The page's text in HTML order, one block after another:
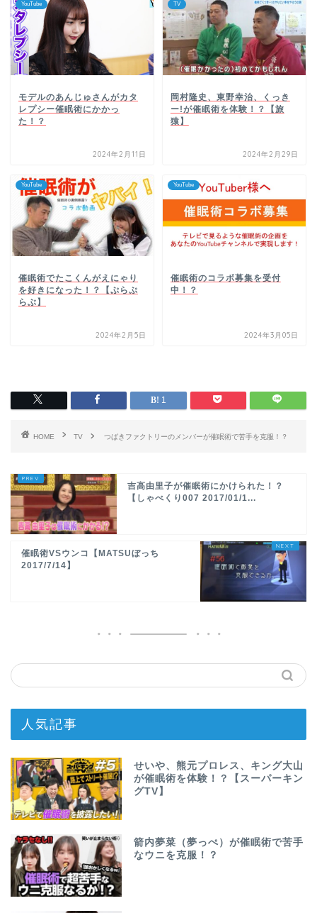
YouTube
モデルのあんじゅさんがカタ
レプシー催眠術にかかっ
た！？
2024年2月11日
TV
岡村隆史、東野幸治、くっき
ー!が催眠術を体験！？【旅
猿】
2024年2月29日
YouTube
催眠術でたこくんがえにゃり
を好きになった！？【ぷらぷ
らぶ】
2024年2月5日
YouTube
催眠術のコラボ募集を受付
中！？
2024年3月05日
1
HOME TV つばきファクトリーのメンバーが催眠術で苦手を克服！？
吉高由里子が催眠術にかけられた！？
【しゃべくり007 2017/01/1...
催眠術VSウンコ【MATSUぼっち
2017/7/14】
人気記事
せいや、熊元プロレス、キング大山
が催眠術を体験！？【スーパーキン
グTV】
箭内夢菜（夢っぺ）が催眠術で苦手
なウニを克服！？